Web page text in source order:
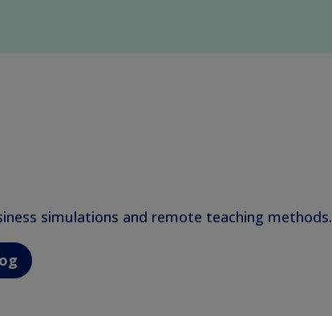
simulations and remote teaching methods.